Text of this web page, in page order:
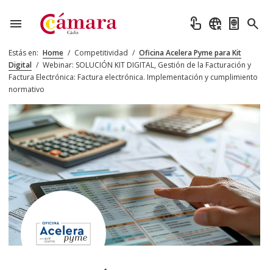
menu touch_app captive_portal passport search
Estás en: Home / Competitividad / Oficina Acelera Pyme para Kit
Digital / Webinar: SOLUCIÓN KIT DIGITAL, Gestión de la Facturación y
Factura Electrónica: Factura electrónica. Implementación y cumplimiento
normativo